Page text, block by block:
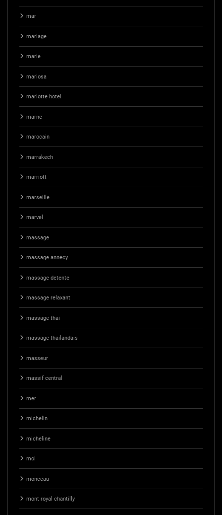
mar
mariage
marie
mariosa
mariotte hotel
marne
marocain
marrakech
marriott
marseille
marvel
massage
massage annecy
massage detente
massage relaxant
massage thai
massage thailandais
masseur
massif central
mer
michelin
micheline
moi
monceau
mont royal chantilly